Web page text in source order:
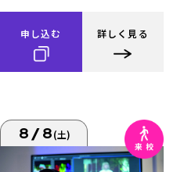
申し込む 詳しく見る
8/8(土)